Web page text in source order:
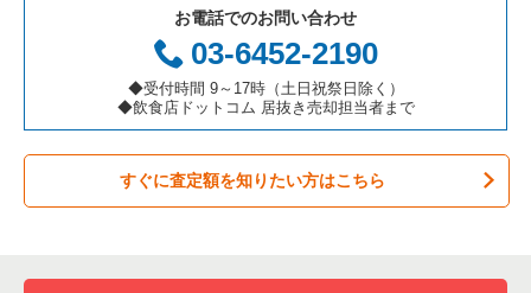
お弁当・惣菜・デリの居抜き売却物件の案件一覧
カラオケ・パブ・スナックの居抜き売却物件の案件一覧
バーの居抜き売却物件の案件一覧
居酒屋・ダイニングバーの居抜き売却物件の案件一覧
三重県の飲食店の居抜き売却物件の案件一覧
国分寺市の飲食店の居抜き売却物件の案件一覧
昭島市の飲食店の居抜き売却物件の案件一覧
稲城市の飲食店の居抜き売却物件の案件一覧
三鷹市の飲食店の居抜き売却物件の案件一覧
東京都下のアジア料理の居抜き売却物件の案件一覧
東京都下のカフェの居抜き売却物件の案件一覧
東京都下のテイクアウトの居抜き売却物件の案件一覧
東京都下のお弁当・惣菜・デリの居抜き売却物件の案件一覧
八王子市のお弁当・惣菜・デリの居抜き売却物件の案件一覧
八王子市のバーの居抜き売却物件の案件一覧
八王子市の居酒屋・ダイニングバーの居抜き売却物件の案件一
覧
八王子市の和食の居抜き売却物件の案件一覧
お電話でのお問い合わせ
03-6452-2190
◆受付時間 9～17時（土日祝祭日除く）
◆飲食店ドットコム 居抜き売却担当者まで
すぐに査定額を知りたい方はこちら